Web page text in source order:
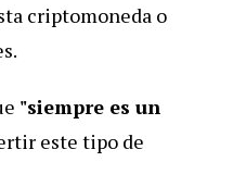
criptomoneda o
"siempre es un
este tipo de